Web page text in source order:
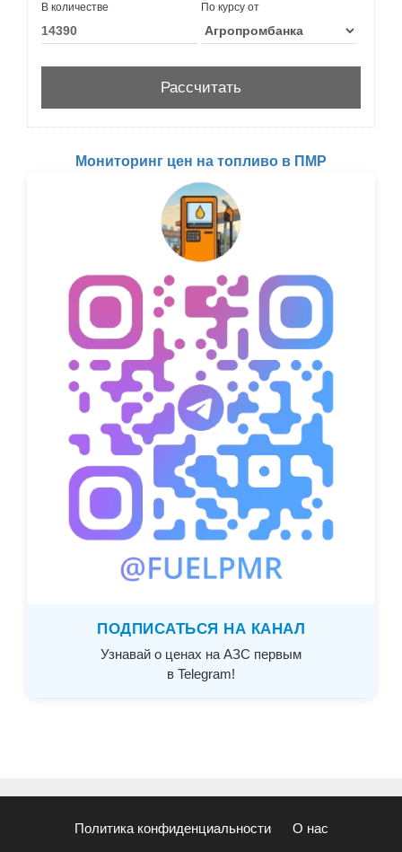
В количестве По курсу от
Мониторинг цен на топливо в ПМР
ПОДПИСАТЬСЯ НА КАНАЛ
Узнавай о ценах на АЗС первым
в Telegram!
Политика конфиденциальности О нас